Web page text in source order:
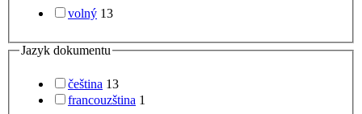
volný 13
Jazyk dokumentu
čeština 13
francouzština 1